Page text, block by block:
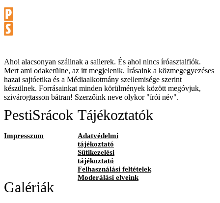
Ahol alacsonyan szállnak a sallerek. És ahol nincs íróasztalfiók.
Mert ami odakerülne, az itt megjelenik. Írásaink a közmegegyezéses
hazai sajtóetika és a Médiaalkotmány szellemisége szerint
készülnek. Forrásainkat minden körülmények között megóvjuk,
szivárogtasson bátran! Szerzőink neve olykor "írói név".
PestiSrácok
Impresszum
Tájékoztatók
Adatvédelmi
tájékoztató
Sütikezelési
tájékoztató
Felhasználási feltételek
Moderálási elveink
Galériák